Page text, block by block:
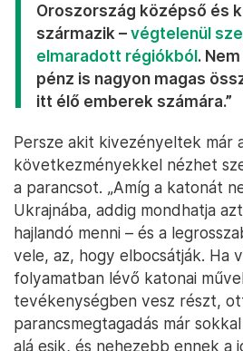
Oroszország középső és
származik –végtelenül
elmaradott régiókból.
pénz is nagyon magas
itt élő emberek számára.”
Persze akit kivezényeltek már
következményekkel nézhet
a parancsot. „Amíg a katonát
Ukrajnába, addig mondhatja
hajlandó menni – és a
vele, az, hogy elbocsátják. Ha
folyamatban lévő katonai
tevékenységben vesz részt,
parancsmegtagadás már
alá esik, és nehezebb ennek a